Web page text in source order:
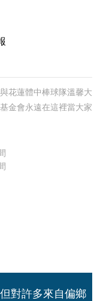
花蓮體中棒球隊溫馨大
金會永遠在這裡當大家
對許多來自偏鄉